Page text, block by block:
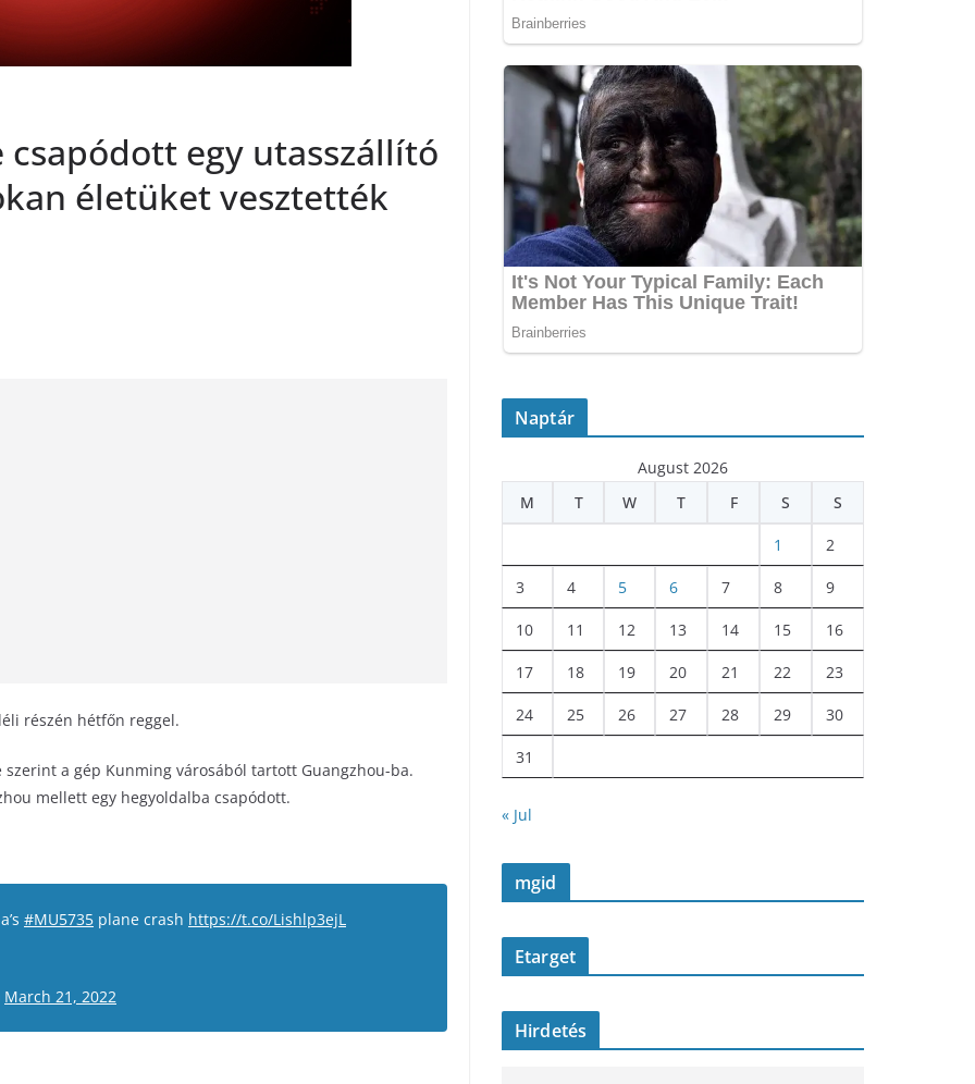
egy utasszállító
életüket vesztették
részén hétfőn reggel.
a gép Kunming városából tartott Guangzhou-ba.
mellett egy hegyoldalba csapódott.
#MU5735 plane crash https://t.co/Lishlp3ejL
March 21, 2022
Naptár
August 2026
M
T W T F S S
1 2
3 4 5 6 7 8 9
10 11 12 13 14 15 16
17 18 19 20 21 22 23
24 25 26 27 28 29 30
31
« Jul
mgid
Etarget
Hirdetés